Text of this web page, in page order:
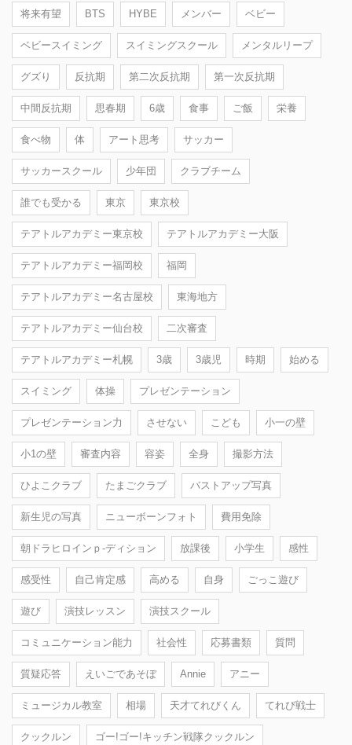
将来有望 BTS HYBE メンバー ベビー
ベビースイミング スイミングスクール メンタルリープ
グズり 反抗期 第二次反抗期 第一次反抗期
中間反抗期 思春期 6歳 食事 ご飯 栄養
食べ物 体 アート思考 サッカー
サッカースクール 少年団 クラブチーム
誰でも受かる 東京 東京校
テアトルアカデミー東京校 テアトルアカデミー大阪
テアトルアカデミー福岡校 福岡
テアトルアカデミー名古屋校 東海地方
テアトルアカデミー仙台校 二次審査
テアトルアカデミー札幌 3歳 3歳児 時期 始める
スイミング 体操 プレゼンテーション
プレゼンテーション力 させない こども 小一の壁
小1の壁 審査内容 容姿 全身 撮影方法
ひよこクラブ たまごクラブ バストアップ写真
新生児の写真 ニューボーンフォト 費用免除
朝ドラヒロインｐ-ディション 放課後 小学生 感性
感受性 自己肯定感 高める 自身 ごっこ遊び
遊び 演技レッスン 演技スクール
コミュニケーション能力 社会性 応募書類 質問
質疑応答 えいごであそぼ Annie アニー
ミュージカル教室 相場 天才てれびくん てれび戦士
クックルン ゴー!ゴー!キッチン戦隊クックルン